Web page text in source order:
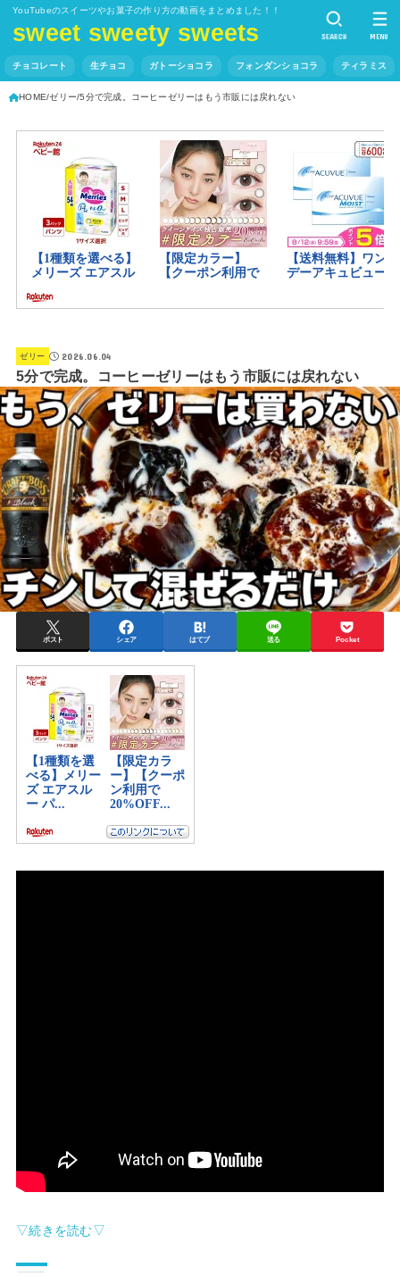
YouTubeのスイーツやお菓子の作り方の動画をまとめました！！
sweet sweety sweets
チョコレート 生チョコ ガトーショコラ フォンダンショコラ ティラミス
SEARCH MENU
HOME ゼリー 5分で完成。コーヒーゼリーはもう市販には戻れない
ゼリー 2026.06.04
5分で完成。コーヒーゼリーはもう市販には戻れない
ポスト シェア はてブ 送る Pocket
▽続きを読む▽